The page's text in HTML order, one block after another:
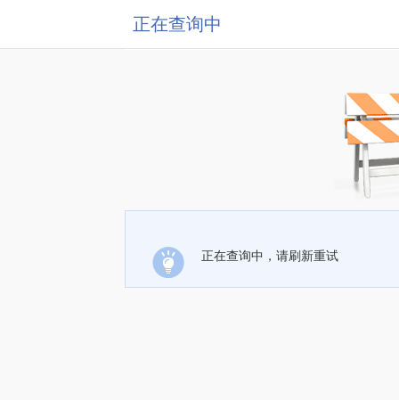
正在查询中
正在查询中，请刷新重试